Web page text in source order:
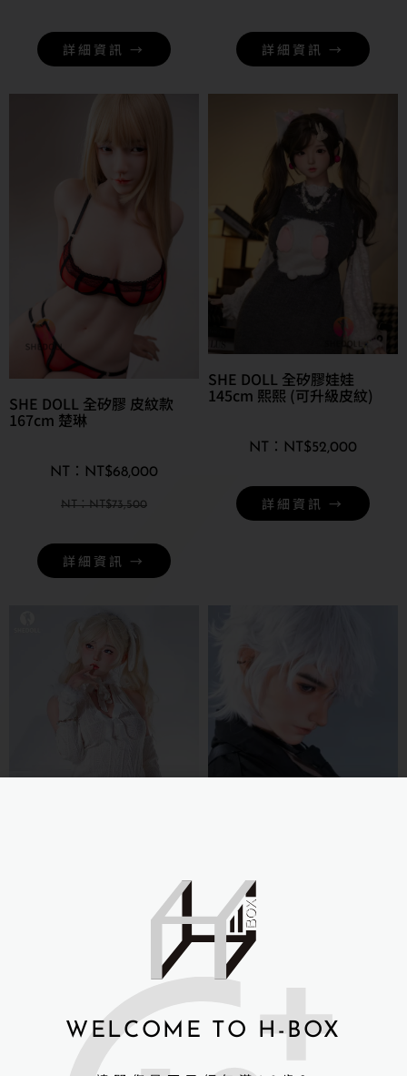
詳細資訊 → 詳細資訊 →
SHE DOLL 全矽膠 皮紋款
167cm 楚琳
NT$73,500
NT$68,000
詳細資訊 →
SHE DOLL 全矽膠娃娃
145cm 熙熙 (可升級皮紋)
NT$52,000
詳細資訊 →
SHE DOLL 全矽膠娃娃
NT$
詳細資訊 →
WELCOME TO H-BOX